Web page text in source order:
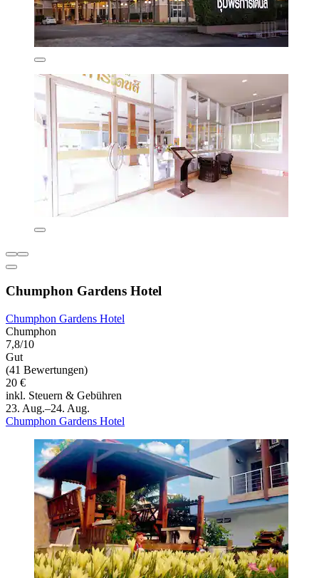
Chumphon Gardens Hotel
Chumphon Gardens Hotel
Chumphon
7,8/10
Gut
(41 Bewertungen)
20 €
inkl. Steuern & Gebühren
23. Aug.–24. Aug.
Chumphon Gardens Hotel